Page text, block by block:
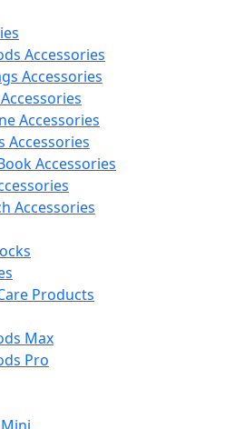
Accessories
Accessories
Accessories
Accessories
Accessories
Accessories
Products
Max
Pro